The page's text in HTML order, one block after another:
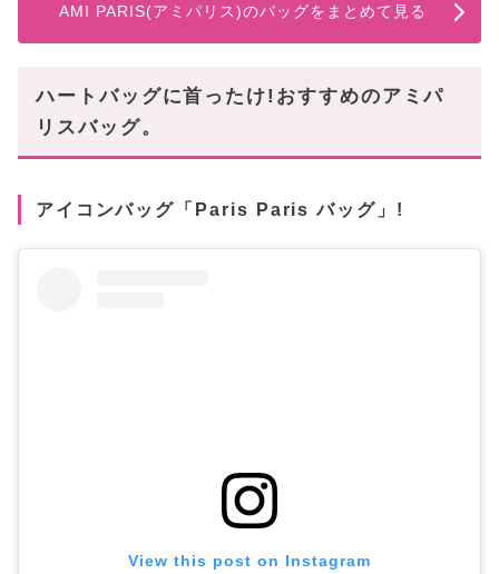
AMI PARIS(アミパリス)のバッグをまとめて見る
ハートバッグに首ったけ!おすすめのアミパ
リスバッグ。
アイコンバッグ「Paris Paris バッグ」!
View this post on Instagram